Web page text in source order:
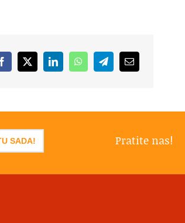
Facebook
X LinkedInWhatsAppTelegramEmail
SADA! Pratite nas!